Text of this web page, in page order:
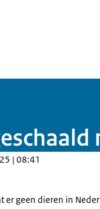
| 08:41
er geen dieren in